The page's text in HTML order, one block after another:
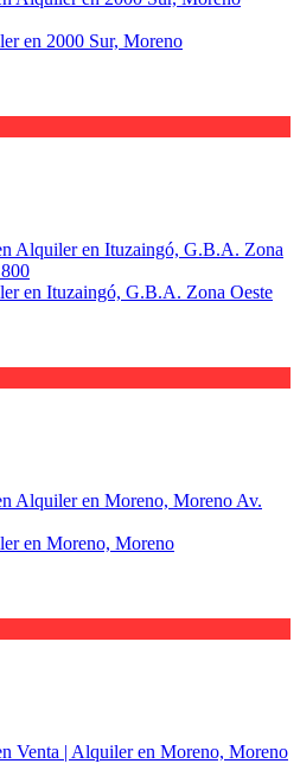
en 2000 Sur, Moreno
en Ituzaingó, G.B.A. Zona Oeste
en Moreno, Moreno